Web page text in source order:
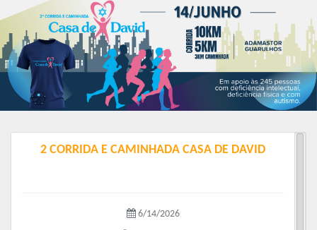
2 CORRIDA E CAMINHADA CASA DE DAVID
6/14/2026